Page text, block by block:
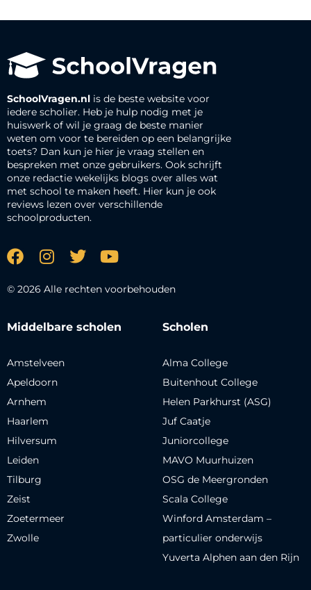
SchoolVragen.nl is de beste website voor
iedere scholier. Heb je hulp nodig met je
huiswerk of wil je graag de beste manier
weten om voor te bereiden op een belangrijke
toets? Dan kun je hier je vraag stellen en
bespreken met onze gebruikers. Ook schrijft
onze redactie wekelijks blogs over alles wat
met school te maken heeft. Hier kun je ook
reviews lezen over verschillende
schoolproducten.
© 2026 Alle rechten voorbehouden
Middelbare scholen
Amstelveen
Apeldoorn
Arnhem
Haarlem
Hilversum
Leiden
Tilburg
Zeist
Zoetermeer
Zwolle
Scholen
Alma College
Buitenhout College
Helen Parkhurst (ASG)
Juf Caatje
Juniorcollege
MAVO Muurhuizen
OSG de Meergronden
Scala College
Winford Amsterdam –
particulier onderwijs
Yuverta Alphen aan den Rijn